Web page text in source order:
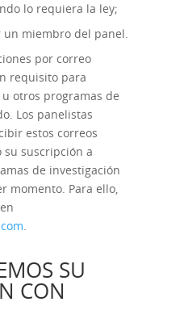
lo requiera la ley;
un miembro del panel.
por correo
requisito para
otros programas de
Los panelistas
estos correos
su suscripción a
de investigación
momento. Para ello,
.
SU
CON